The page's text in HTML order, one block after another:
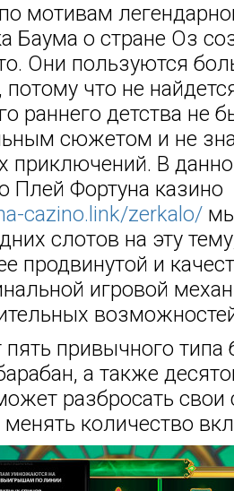
мотивам
Баума о стране Оз
Они пользуются
что не
раннего детства не
сюжетом и не
приключений. В
Плей Фортуна казино
cazino.link/zerkalo/
слотов на эту
продвинутой и
игровой
привычного типа
а также
разбросать свои
менять количество